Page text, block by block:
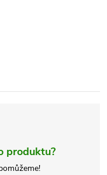
produktu?